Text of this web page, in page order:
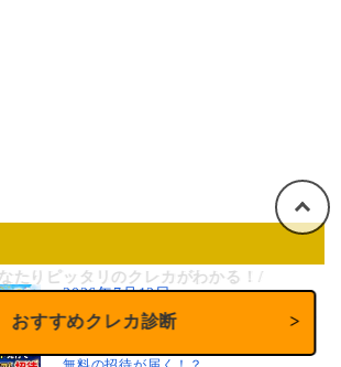
2026年7月12日
三井ショッピングパークカードの発行で
たりピッタリのクレカがわかる！/
おすすめクレカ診断